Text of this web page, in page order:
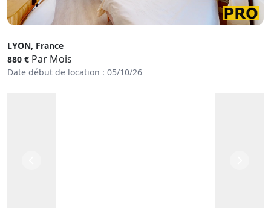
LYON, France
880 € Par Mois
Date début de location : 05/10/26